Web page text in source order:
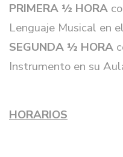
PRIMERA ½ HORA
Lenguaje Musical en
SEGUNDA ½ HORA
Instrumento en su
HORARIOS